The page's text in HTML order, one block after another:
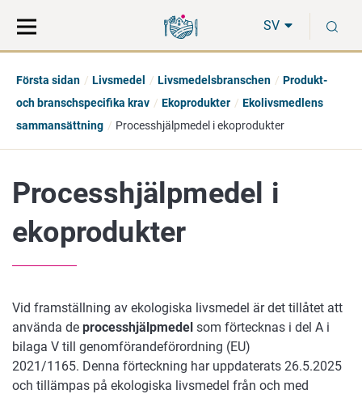
direkt
till
på
hela
SV
Första sidan Livsmedel Livsmedelsbranschen
Produkt-
och branschspecifika krav
Ekoprodukter
Ekolivsmedlens
sammansättning
Processhjälpmedel i ekoprodukter
Processhjälpmedel i
ekoprodukter
Vid framställning av ekologiska livsmedel är det tillåtet att
använda de processhjälpmedel som förtecknas i del A i
bilaga V till genomförandeförordning (EU)
2021/1165. Denna förteckning har uppdaterats 26.5.2025
och tillämpas på ekologiska livsmedel från och med